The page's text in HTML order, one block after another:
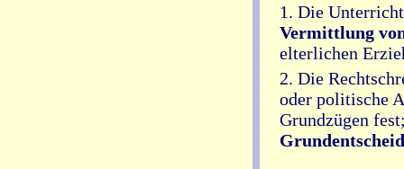
1. Die
Vermittlung
elterlichen
2. Die
oder politische
Grundzügen